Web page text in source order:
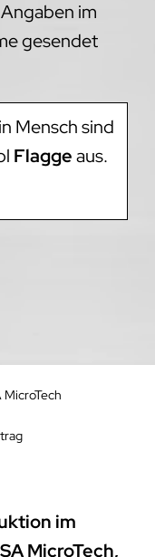
im
gesendet
Mensch sind
Flaggeaus.
MicroTech
im
MicroTech,